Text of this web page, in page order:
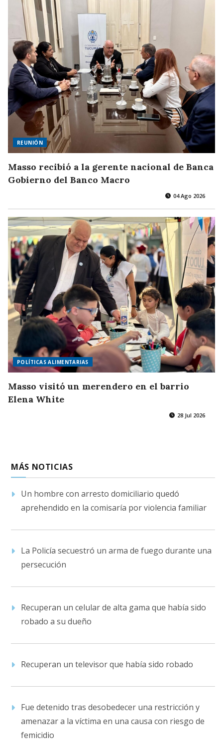
REUNIÓN
Masso recibió a la gerente nacional de Banca
Gobierno del Banco Macro
04 Ago 2026
POLÍTICAS ALIMENTARIAS
Masso visitó un merendero en el barrio
Elena White
28 Jul 2026
MÁS NOTICIAS
Un hombre con arresto domiciliario quedó
aprehendido en la comisaría por violencia familiar
La Policía secuestró un arma de fuego durante una
persecución
Recuperan un celular de alta gama que había sido
robado a su dueño
Recuperan un televisor que había sido robado
Fue detenido tras desobedecer una restricción y
amenazar a la víctima en una causa con riesgo de
femicidio